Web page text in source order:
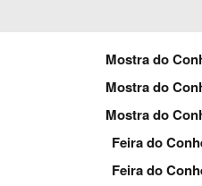
Mostra do
Mostra do
Mostra do
Feira do
Feira do